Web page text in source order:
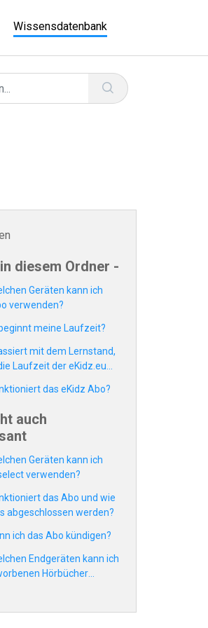
Wissensdatenbank
diesem Ordner -
Geräten kann ich
verwenden?
meine Laufzeit?
mit dem Lernstand,
Laufzeit der eKidz.eu
das eKidz Abo?
auch
Geräten kann ich
verwenden?
das Abo und wie
abgeschlossen werden?
ich das Abo kündigen?
Endgeräten kann ich
Hörbücher